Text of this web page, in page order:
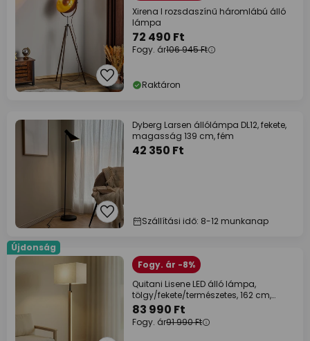
Xirena I rozsdaszínű háromlábú álló
lámpa
72 490 Ft
Fogy. ár106 945 Ft
Raktáron
Dyberg Larsen állólámpa DL12, fekete,
magasság 139 cm, fém
42 350 Ft
Szállítási idő: 8-12 munkanap
Újdonság
Fogy. ár -8%
Quitani Lisene LED álló lámpa,
tölgy/fekete/természetes, 162 cm,
dimmelhető
83 990 Ft
Fogy. ár91 990 Ft